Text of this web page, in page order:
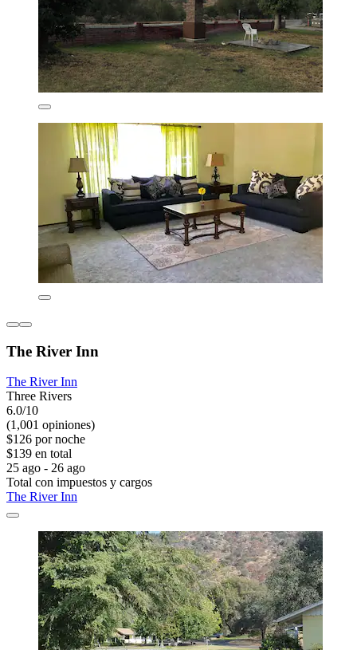
The River Inn
The River Inn
Three Rivers
6.0/10
(1,001 opiniones)
$126 por noche
$139 en total
25 ago - 26 ago
Total con impuestos y cargos
The River Inn